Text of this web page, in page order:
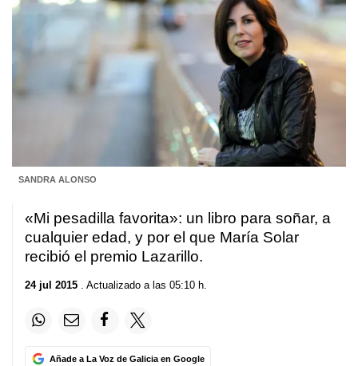
SANDRA ALONSO
«Mi pesadilla favorita»: un libro para soñar, a
cualquier edad, y por el que María Solar
recibió el premio Lazarillo.
24 jul 2015 . Actualizado a las 05:10 h.
Añade a La Voz de Galicia en Google